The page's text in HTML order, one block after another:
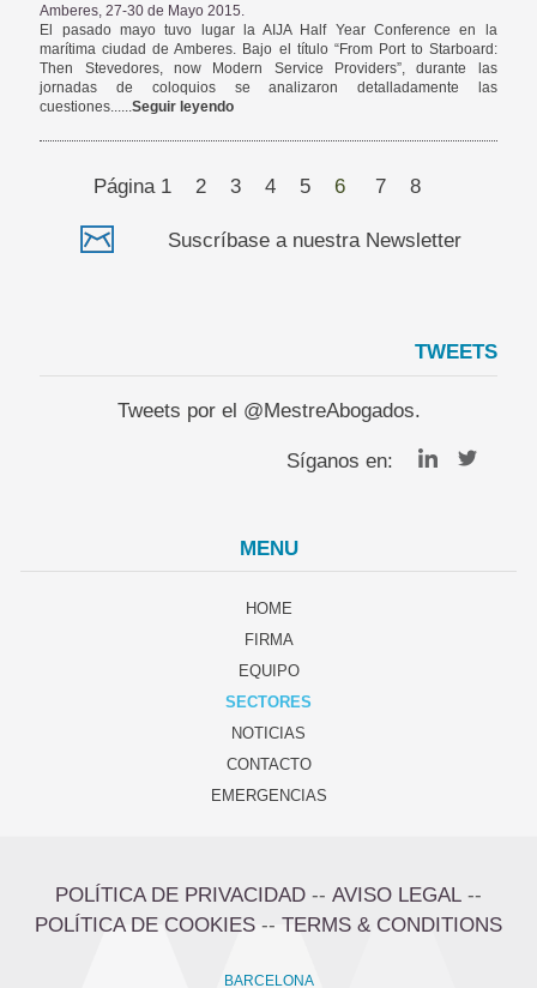
Amberes, 27-30 de Mayo 2015.
El pasado mayo tuvo lugar la AIJA Half Year Conference en la
marítima ciudad de Amberes. Bajo el título “From Port to Starboard:
Then Stevedores, now Modern Service Providers”, durante las
jornadas de coloquios se analizaron detalladamente las
cuestiones......Seguir leyendo
Página 1 2 3 4 5 6 7 8
Suscríbase a nuestra Newsletter
TWEETS
Tweets por el @MestreAbogados.
Síganos en:
MENU
HOME
FIRMA
EQUIPO
SECTORES
NOTICIAS
CONTACTO
EMERGENCIAS
POLÍTICA DE PRIVACIDAD -- AVISO LEGAL --
POLÍTICA DE COOKIES -- TERMS & CONDITIONS
BARCELONA